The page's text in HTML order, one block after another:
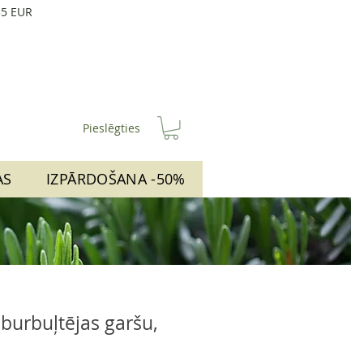
EUR
Pieslēgties
IZPĀRDOŠANA -50%
garšu,